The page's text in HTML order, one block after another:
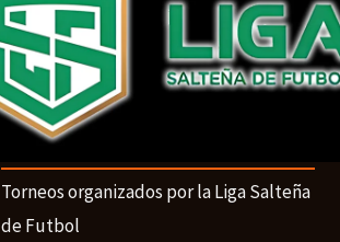
Torneos organizados por la Liga Salteña
de Futbol